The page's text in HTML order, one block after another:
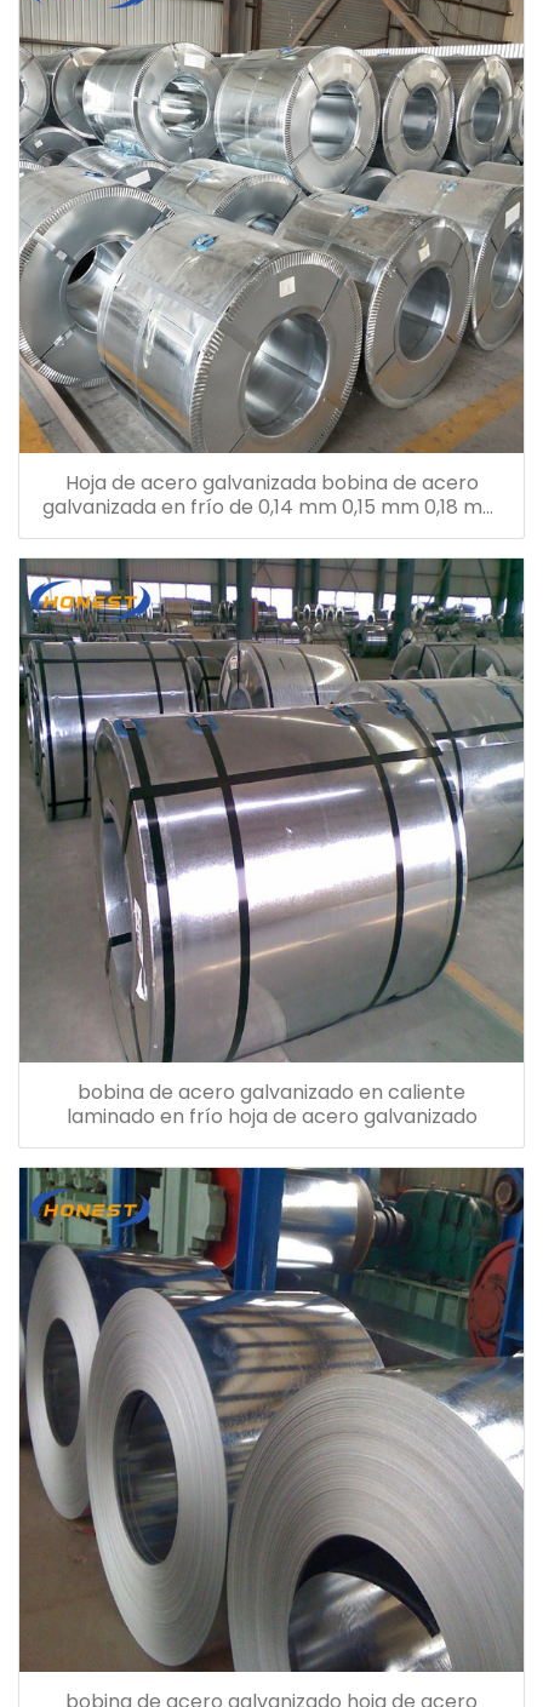
Hoja de acero galvanizada bobina de acero
galvanizada en frío de 0,14 mm 0,15 mm 0,18 mm
0,26 mm
bobina de acero galvanizado en caliente
laminado en frío hoja de acero galvanizado